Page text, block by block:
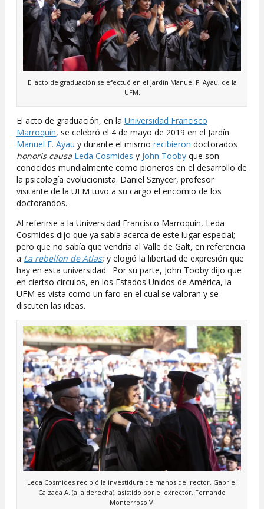
El acto de graduación se efectuó en el jardín Manuel F. Ayau, de la
UFM.
El acto de graduación, en la Universidad Francisco
Marroquín, se celebró el 4 de mayo de 2019 en el Jardín
Manuel F. Ayau y durante el mismo recibieron doctorados
honoris causa Leda Cosmides y John Tooby que son
conocidos mundialmente como pioneros en el desarrollo de
la psicología evolucionista. Daniel Sznycer, profesor
visitante de la UFM tuvo a su cargo el encomio de los
doctorandos.
Al referirse a la Universidad Francisco Marroquín, Leda
Cosmides dijo que ya sabía acerca de este lugar especial;
pero que no sabía que vendría al Valle de Galt, en referencia
a La rebelíon de Atlas;y elogió la libertad de expresión que
hay en esta universidad. Por su parte, John Tooby dijo que
en ciertso círculos, en los Estados Unidos de América, la
UFM es vista como un faro en el cual se valoran y se
discuten las ideas.
Leda Cosmides recibió la investidura de manos del rector, Gabriel
Calzada A. (a la derecha), asistido por el exrector, Fernando
Monterroso V.